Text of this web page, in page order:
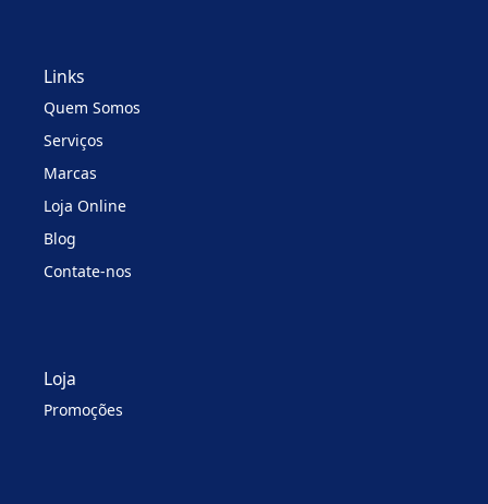
Links
Quem Somos
Serviços
Marcas
Loja Online
Blog
Contate-nos
Loja
Promoções